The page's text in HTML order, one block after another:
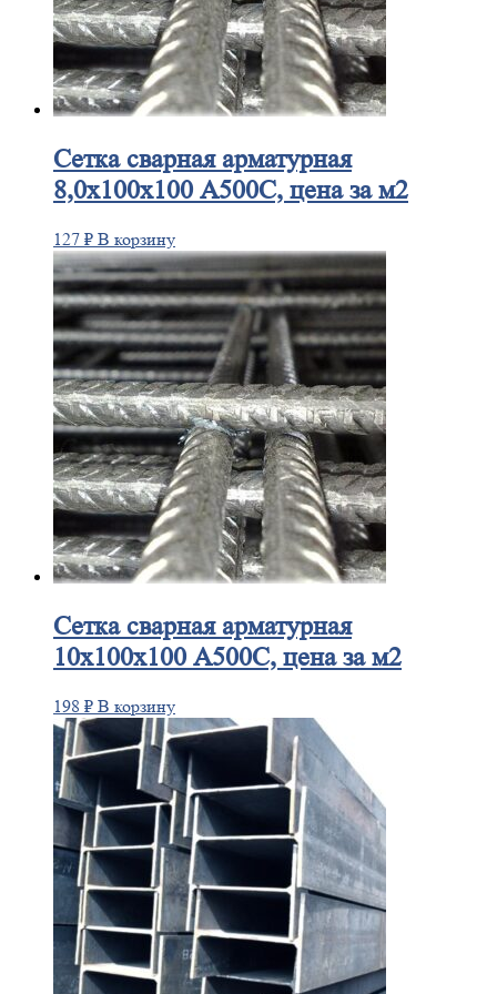
Сеткасварная арматурная
8,0х100х100 А500С, цена за м2
127 ₽ В корзину
Сеткасварная арматурная
10х100х100 А500С, цена за м2
198 ₽ В корзину